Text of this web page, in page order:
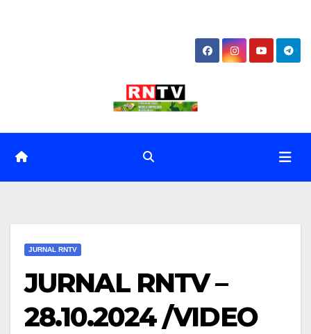
JURNAL RNTV
JURNAL RNTV –
28.10.2024 /VIDEO